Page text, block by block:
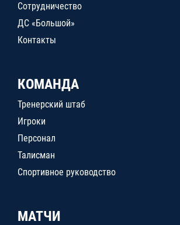
Сотрудничество
ДС «Большой»
Контакты
КОМАНДА
Тренерский штаб
Игроки
Персонал
Талисман
Спортивное руководство
МАТЧИ